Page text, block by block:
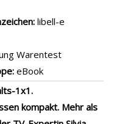
libell-e
Warentest
eBook
1x1.
kompakt. Mehr als